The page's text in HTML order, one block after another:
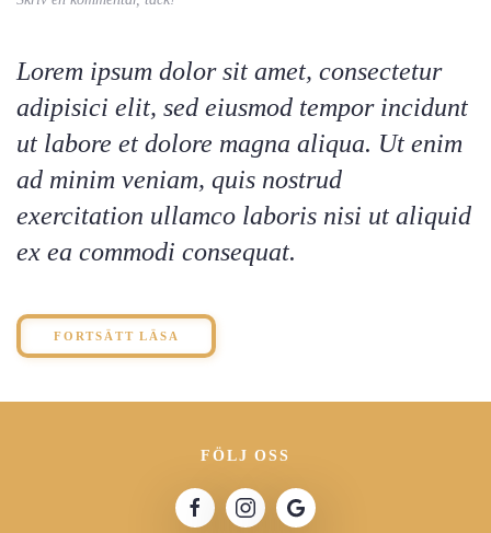
Lorem ipsum dolor sit amet, consectetur
adipisici elit, sed eiusmod tempor incidunt
ut labore et dolore magna aliqua. Ut enim
ad minim veniam, quis nostrud
exercitation ullamco laboris nisi ut aliquid
ex ea commodi consequat.
FORTSÄTT LÄSA
FÖLJ OSS